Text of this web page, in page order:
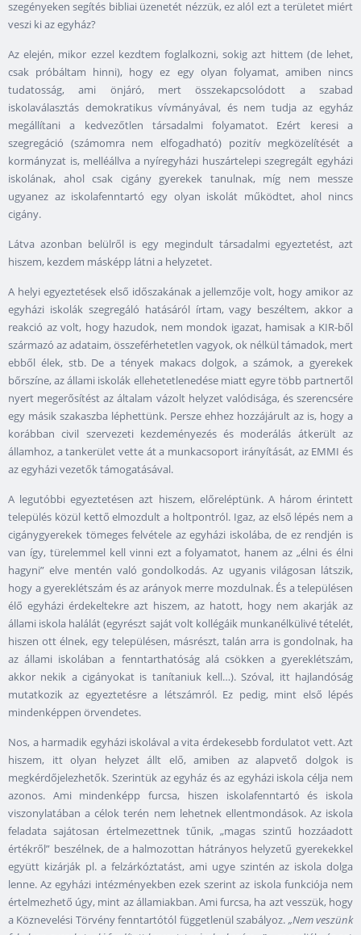
szegényeken segítés bibliai üzenetét nézzük, ez alól ezt a területet miért
veszi ki az egyház?
Az elején, mikor ezzel kezdtem foglalkozni, sokig azt hittem (de lehet,
csak próbáltam hinni), hogy ez egy olyan folyamat, amiben nincs
tudatosság, ami önjáró, mert összekapcsolódott a szabad
iskolaválasztás demokratikus vívmányával, és nem tudja az egyház
megállítani a kedvezőtlen társadalmi folyamatot. Ezért keresi a
szegregáció (számomra nem elfogadható) pozitív megközelítését a
kormányzat is, melléállva a nyíregyházi huszártelepi szegregált egyházi
iskolának, ahol csak cigány gyerekek tanulnak, míg nem messze
ugyanez az iskolafenntartó egy olyan iskolát működtet, ahol nincs
cigány.
Látva azonban belülről is egy megindult társadalmi egyeztetést, azt
hiszem, kezdem másképp látni a helyzetet.
A helyi egyeztetések első időszakának a jellemzője volt, hogy amikor az
egyházi iskolák szegregáló hatásáról írtam, vagy beszéltem, akkor a
reakció az volt, hogy hazudok, nem mondok igazat, hamisak a KIR-ből
származó az adataim, összeférhetetlen vagyok, ok nélkül támadok, mert
ebből élek, stb. De a tények makacs dolgok, a számok, a gyerekek
bőrszíne, az állami iskolák ellehetetlenedése miatt egyre több partnertől
nyert megerősítést az általam vázolt helyzet valódisága, és szerencsére
egy másik szakaszba léphettünk. Persze ehhez hozzájárult az is, hogy a
korábban civil szervezeti kezdeményezés és moderálás átkerült az
államhoz, a tankerület vette át a munkacsoport irányítását, az EMMI és
az egyházi vezetők támogatásával.
A legutóbbi egyeztetésen azt hiszem, előreléptünk. A három érintett
település közül kettő elmozdult a holtpontról. Igaz, az első lépés nem a
cigánygyerekek tömeges felvétele az egyházi iskolába, de ez rendjén is
van így, türelemmel kell vinni ezt a folyamatot, hanem az „élni és élni
hagyni” elve mentén való gondolkodás. Az ugyanis világosan látszik,
hogy a gyereklétszám és az arányok merre mozdulnak. És a településen
élő egyházi érdekeltekre azt hiszem, az hatott, hogy nem akarják az
állami iskola halálát (egyrészt saját volt kollégáik munkanélkülivé tételét,
hiszen ott élnek, egy településen, másrészt, talán arra is gondolnak, ha
az állami iskolában a fenntarthatóság alá csökken a gyereklétszám,
akkor nekik a cigányokat is tanítaniuk kell…). Szóval, itt hajlandóság
mutatkozik az egyeztetésre a létszámról. Ez pedig, mint első lépés
mindenképpen örvendetes.
Nos, a harmadik egyházi iskolával a vita érdekesebb fordulatot vett. Azt
hiszem, itt olyan helyzet állt elő, amiben az alapvető dolgok is
megkérdőjelezhetők. Szerintük az egyház és az egyházi iskola célja nem
azonos. Ami mindenképp furcsa, hiszen iskolafenntartó és iskola
viszonylatában a célok terén nem lehetnek ellentmondások. Az iskola
feladata sajátosan értelmezettnek tűnik, „magas szintű hozzáadott
értékről” beszélnek, de a halmozottan hátrányos helyzetű gyerekekkel
együtt kizárják pl. a felzárkóztatást, ami ugye szintén az iskola dolga
lenne. Az egyházi intézményekben ezek szerint az iskola funkciója nem
értelmezhető úgy, mint az államiakban. Ami furcsa, ha azt vesszük, hogy
a Köznevelési Törvény fenntartótól függetlenül szabályoz. „Nem veszünk